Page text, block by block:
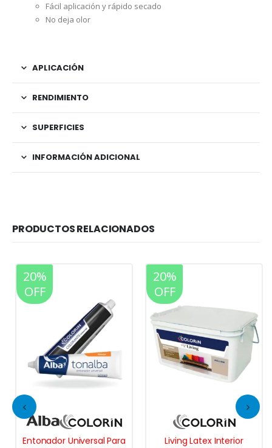
Fácil aplicación y rápido secado
No deja olor
APLICACIÓN
RENDIMIENTO
SUPERFICIES
INFORMACIÓN ADICIONAL
PRODUCTOS RELACIONADOS
20%
OFF
Entonador Universal Para
20%
OFF
Living Latex Interior